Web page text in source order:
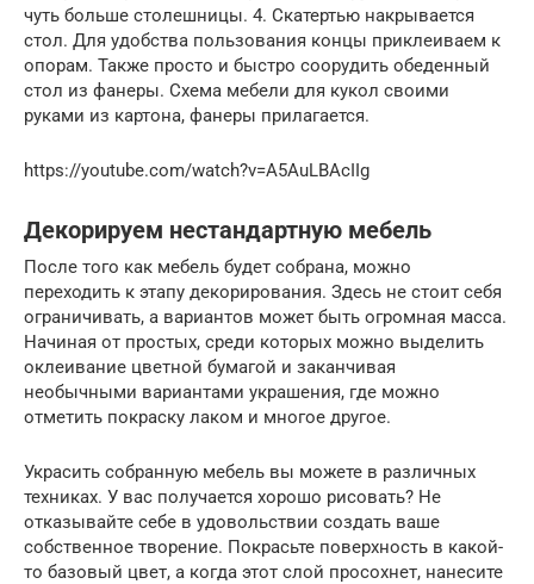
чуть больше столешницы. 4. Скатертью накрывается
стол. Для удобства пользования концы приклеиваем к
опорам. Также просто и быстро соорудить обеденный
стол из фанеры. Схема мебели для кукол своими
руками из картона, фанеры прилагается.
https://youtube.com/watch?v=A5AuLBAcIIg
Декорируем нестандартную мебель
После того как мебель будет собрана, можно
переходить к этапу декорирования. Здесь не стоит себя
ограничивать, а вариантов может быть огромная масса.
Начиная от простых, среди которых можно выделить
оклеивание цветной бумагой и заканчивая
необычными вариантами украшения, где можно
отметить покраску лаком и многое другое.
Украсить собранную мебель вы можете в различных
техниках. У вас получается хорошо рисовать? Не
отказывайте себе в удовольствии создать ваше
собственное творение. Покрасьте поверхность в какой-
то базовый цвет, а когда этот слой просохнет, нанесите